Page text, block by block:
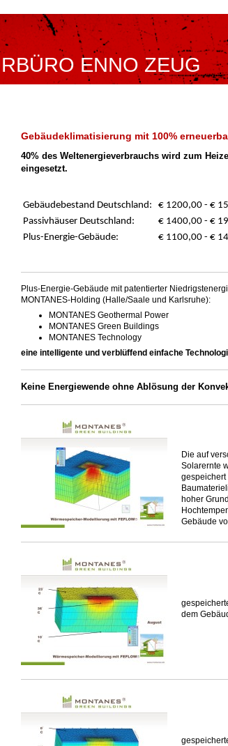
ENNO ZEUG
Gebäudeklimatisierung mit 100%
40% des Weltenergieverbrauchs wird zum
eingesetzt.
Gebäudebestand Deutschland: € 1200,00 - €
Passivhäuser Deutschland:
€ 1400,00 - €
Plus-Energie-Gebäude:
€ 1100,00 - €
Plus-Energie-Gebäude mit patentierter
MONTANES-Holding (Halle/Saale und Karlsruhe):
MONTANES Geothermal Power
MONTANES Green Buildings
MONTANES Technology
eine intelligente und verblüffend einfache
Keine Energiewende ohne Ablösung der
Die auf
Solarernte
gespeichert
hoher
Gebäude
dem